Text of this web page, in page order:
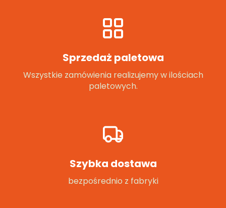
Sprzedaż paletowa
Wszystkie zamówienia realizujemy w ilościach
paletowych.
Szybka dostawa
bezpośrednio z fabryki